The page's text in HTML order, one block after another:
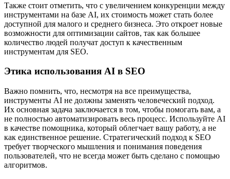
Также стоит отметить, что с увеличением конкуренции между
инструментами на базе AI, их стоимость может стать более
доступной для малого и среднего бизнеса. Это откроет новые
возможности для оптимизации сайтов, так как большее
количество людей получат доступ к качественным
инструментам для SEO.
Этика использования AI в SEO
Важно помнить, что, несмотря на все преимущества,
инструменты AI не должны заменять человеческий подход.
Их основная задача заключается в том, чтобы помогать вам, а
не полностью автоматизировать весь процесс. Используйте AI
в качестве помощника, который облегчает вашу работу, а не
как единственное решение. Стратегический подход к SEO
требует творческого мышления и понимания поведения
пользователей, что не всегда может быть сделано с помощью
алгоритмов.